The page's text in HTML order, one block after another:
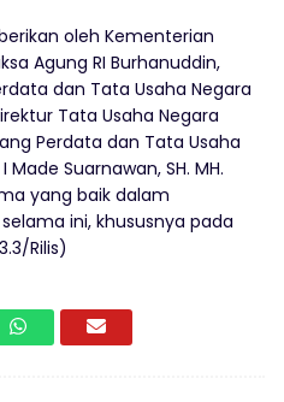
oleh Kementerian
Agung RI Burhanuddin,
dan Tata Usaha Negara
Tata Usaha Negara
Perdata dan Tata Usaha
Suarnawan, SH. MH.
yang baik dalam
ini, khususnya pada
Rilis)